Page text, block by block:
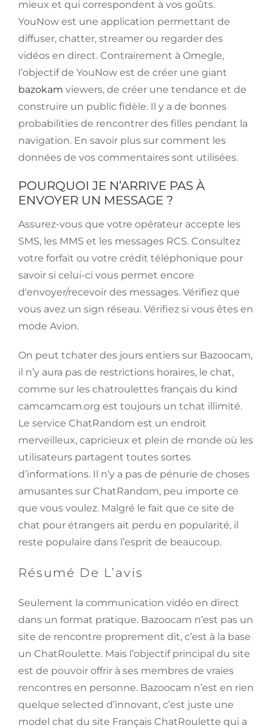
mieux et qui correspondent à vos goûts.
YouNow est une application permettant de
diffuser, chatter, streamer ou regarder des
vidéos en direct. Contrairement à Omegle,
l’objectif de YouNow est de créer une giant
bazokam viewers, de créer une tendance et de
construire un public fidèle. Il y a de bonnes
probabilities de rencontrer des filles pendant la
navigation. En savoir plus sur comment les
données de vos commentaires sont utilisées.
POURQUOI JE N’ARRIVE PAS À
ENVOYER UN MESSAGE ?
Assurez-vous que votre opérateur accepte les
SMS, les MMS et les messages RCS. Consultez
votre forfait ou votre crédit téléphonique pour
savoir si celui-ci vous permet encore
d'envoyer/recevoir des messages. Vérifiez que
vous avez un sign réseau. Vérifiez si vous êtes en
mode Avion.
On peut tchater des jours entiers sur Bazoocam,
il n’y aura pas de restrictions horaires, le chat,
comme sur les chatroulettes français du kind
camcamcam.org est toujours un tchat illimité.
Le service ChatRandom est un endroit
merveilleux, capricieux et plein de monde où les
utilisateurs partagent toutes sortes
d’informations. Il n’y a pas de pénurie de choses
amusantes sur ChatRandom, peu importe ce
que vous voulez. Malgré le fait que ce site de
chat pour étrangers ait perdu en popularité, il
reste populaire dans l’esprit de beaucoup.
Résumé De L’avis
Seulement la communication vidéo en direct
dans un format pratique. Bazoocam n’est pas un
site de rencontre proprement dit, c’est à la base
un ChatRoulette. Mais l’objectif principal du site
est de pouvoir offrir à ses membres de vraies
rencontres en personne. Bazoocam n’est en rien
quelque selected d’innovant, c’est juste une
model chat du site Français ChatRoulette qui a